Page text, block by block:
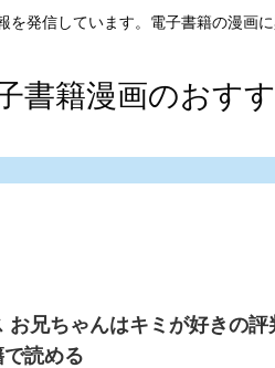
を発信しています。電子書籍の漫画
書籍漫画のおす
お兄ちゃんはキミが好きの評
読める